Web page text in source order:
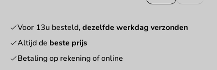
Voor 13u besteld, dezelfde werkdag verzonden
Altijd de beste prijs
Betaling op rekening of online